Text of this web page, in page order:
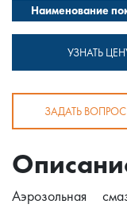
Наименование
УЗНАТЬ
ЗАДАТЬ ВОПРОС
Аэрозольная